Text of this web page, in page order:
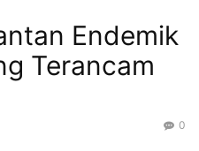
Endemik
Terancam
0